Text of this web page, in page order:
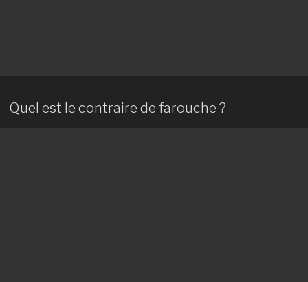
Quel est le contraire de farouche ?